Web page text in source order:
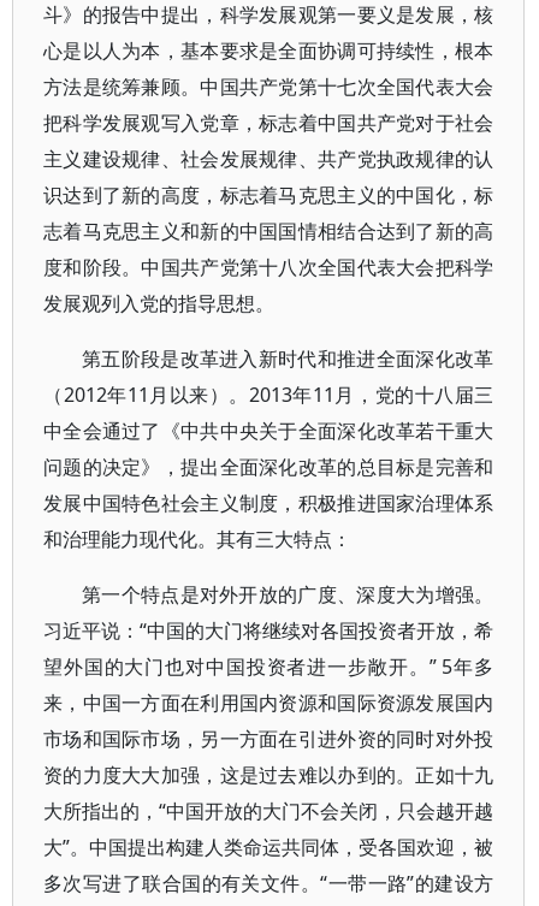
斗》的报告中提出，科学发展观第一要义是发展，核
心是以人为本，基本要求是全面协调可持续性，根本
方法是统筹兼顾。中国共产党第十七次全国代表大会
把科学发展观写入党章，标志着中国共产党对于社会
主义建设规律、社会发展规律、共产党执政规律的认
识达到了新的高度，标志着马克思主义的中国化，标
志着马克思主义和新的中国国情相结合达到了新的高
度和阶段。中国共产党第十八次全国代表大会把科学
发展观列入党的指导思想。
第五阶段是改革进入新时代和推进全面深化改革
（2012年11月以来）。2013年11月，党的十八届三
中全会通过了《中共中央关于全面深化改革若干重大
问题的决定》，提出全面深化改革的总目标是完善和
发展中国特色社会主义制度，积极推进国家治理体系
和治理能力现代化。其有三大特点：
第一个特点是对外开放的广度、深度大为增强。
习近平说：“中国的大门将继续对各国投资者开放，希
望外国的大门也对中国投资者进一步敞开。” 5年多
来，中国一方面在利用国内资源和国际资源发展国内
市场和国际市场，另一方面在引进外资的同时对外投
资的力度大大加强，这是过去难以办到的。正如十九
大所指出的，“中国开放的大门不会关闭，只会越开越
大”。中国提出构建人类命运共同体，受各国欢迎，被
多次写进了联合国的有关文件。“一带一路”的建设方